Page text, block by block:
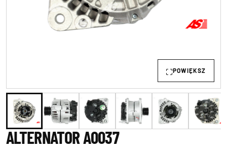
POWIĘKSZ
ALTERNATOR A0037